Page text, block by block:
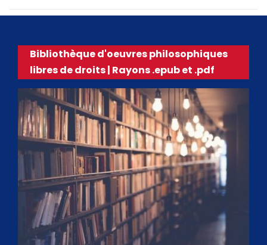
Bibliothèque d'oeuvres philosophiques
libres de droits | Rayons .epub et .pdf